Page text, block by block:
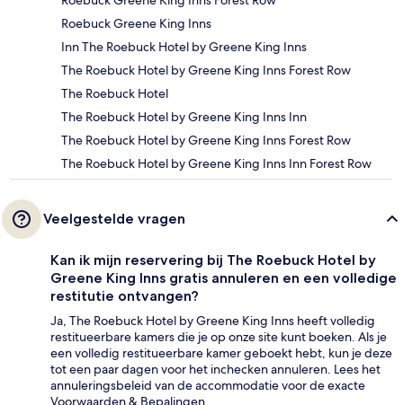
Roebuck Greene King Inns
Inn The Roebuck Hotel by Greene King Inns
The Roebuck Hotel by Greene King Inns Forest Row
The Roebuck Hotel
The Roebuck Hotel by Greene King Inns Inn
The Roebuck Hotel by Greene King Inns Forest Row
The Roebuck Hotel by Greene King Inns Inn Forest Row
Veelgestelde vragen
Kan ik mijn reservering bij The Roebuck Hotel by
Greene King Inns gratis annuleren en een volledige
restitutie ontvangen?
Ja, The Roebuck Hotel by Greene King Inns heeft volledig
restitueerbare kamers die je op onze site kunt boeken. Als je
een volledig restitueerbare kamer geboekt hebt, kun je deze
tot een paar dagen voor het inchecken annuleren. Lees het
annuleringsbeleid van de accommodatie voor de exacte
Voorwaarden & Bepalingen.